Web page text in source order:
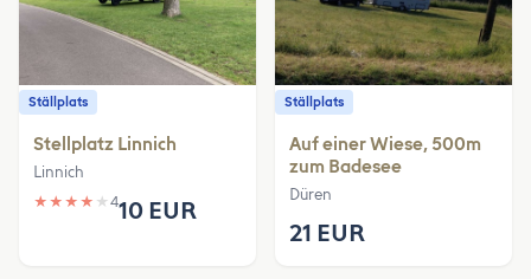
Ställplats
Stellplatz Linnich
Linnich
★ ★ ★ ★ ★ 410 EUR
Ställplats
Auf einer Wiese, 500m
zum Badesee
Düren
21 EUR